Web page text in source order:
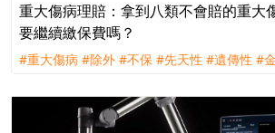
重大傷病理賠：拿到八類不會賠的重大
要繼續繳保費嗎？
#重大傷病 #除外 #不保 #先天性 #遺傳性 #